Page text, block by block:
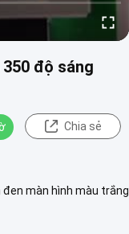
độ sáng
Chia sẻ
đen màn hình màu trắng